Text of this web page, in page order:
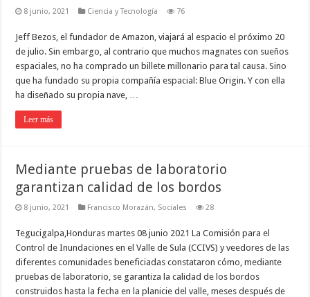
8 junio, 2021 Ciencia y Tecnología 76
Jeff Bezos, el fundador de Amazon, viajará al espacio el próximo 20
de julio. Sin embargo, al contrario que muchos magnates con sueños
espaciales, no ha comprado un billete millonario para tal causa. Sino
que ha fundado su propia compañía espacial: Blue Origin. Y con ella
ha diseñado su propia nave, …
Leer más
Mediante pruebas de laboratorio
garantizan calidad de los bordos
8 junio, 2021 Francisco Morazán, Sociales 28
Tegucigalpa,Honduras martes 08 junio 2021 La Comisión para el
Control de Inundaciones en el Valle de Sula (CCIVS) y veedores de las
diferentes comunidades beneficiadas constataron cómo, mediante
pruebas de laboratorio, se garantiza la calidad de los bordos
construidos hasta la fecha en la planicie del valle, meses después de